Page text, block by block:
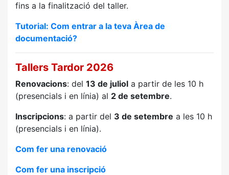
fins a la finalització del taller.
Tutorial: Com entrar a la teva Àrea de
documentació?
Tallers Tardor 2026
Renovacions: del 13 de juliol a partir de les 10 h
(presencials i en línia) al 2 de setembre.
Inscripcions: a partir del 3 de setembre a les 10 h
(presencials i en línia).
Com fer una renovació
Com fer una inscripció